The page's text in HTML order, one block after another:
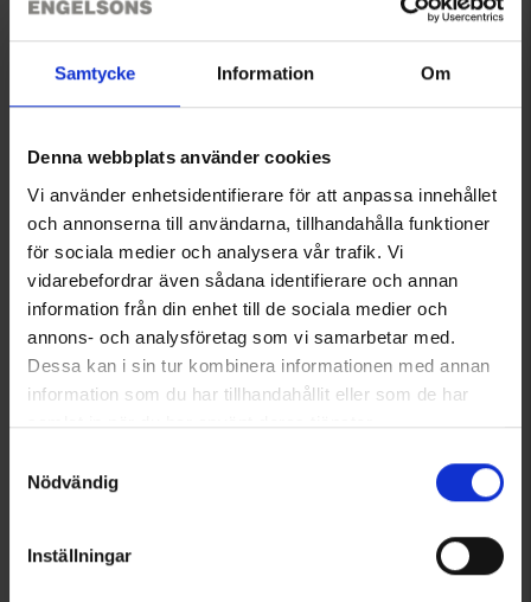
Samtycke Information Om
Denna webbplats använder cookies
Vi använder enhetsidentifierare för att anpassa innehållet
och annonserna till användarna, tillhandahålla funktioner
för sociala medier och analysera vår trafik. Vi
vidarebefordrar även sådana identifierare och annan
information från din enhet till de sociala medier och
annons- och analysföretag som vi samarbetar med.
Dessa kan i sin tur kombinera informationen med annan
information som du har tillhandahållit eller som de har
samlat in när du har använt deras tjänster.
Nödvändig
Inställningar
+1
Tubhalsduk Fleece
High Mountain
4713
Från40 kr
Betyg: 4.5 utav 5 stjärnor
Multiscarf Med Fleece
High Mountain
1942
Från30 kr
Betyg: 4.1 utav 5 stjärnor